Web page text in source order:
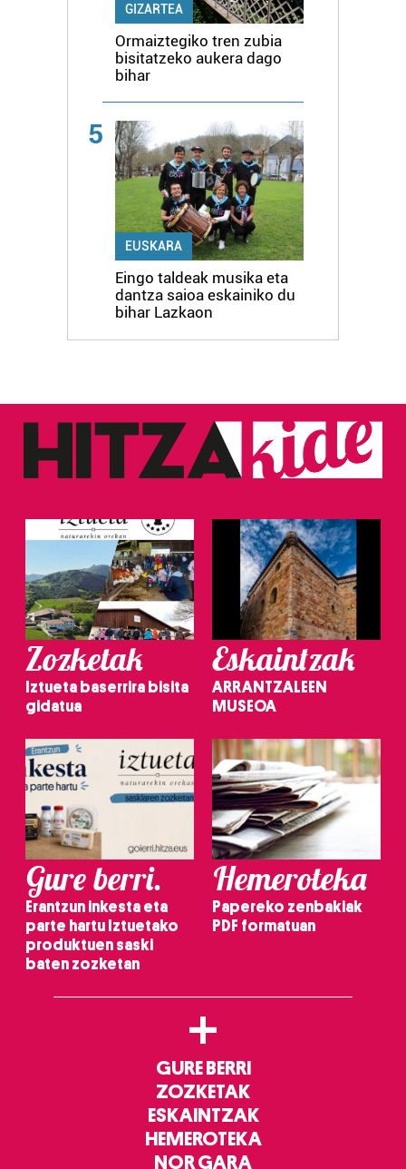
GIZARTEA
Ormaiztegiko tren zubia
bisitatzeko aukera dago
bihar
5
EUSKARA
Eingo taldeak musika eta
dantza saioa eskainiko du
bihar Lazkaon
Zozketak
Iztueta baserrira bisita
gidatua
Eskaintzak
ARRANTZALEEN
MUSEOA
Gure berri.
Erantzun inkesta eta
parte hartu Iztuetako
produktuen saski
baten zozketan
Hemeroteka
Papereko zenbakiak
PDF formatuan
+
GURE BERRI
ZOZKETAK
ESKAINTZAK
HEMEROTEKA
NOR GARA